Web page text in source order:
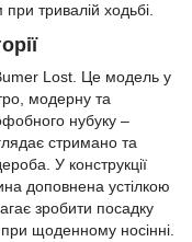
тривалій ходьбі.
Bumer Lost. Це модель у
модерну та
нубуку –
стримано та
У конструкції
доповнена устілкою
зробити посадку
щоденному носінні.